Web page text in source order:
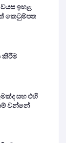
ඉහළ
කෙටුම්පත
කිරීම
සහ එහි
වන්නේ